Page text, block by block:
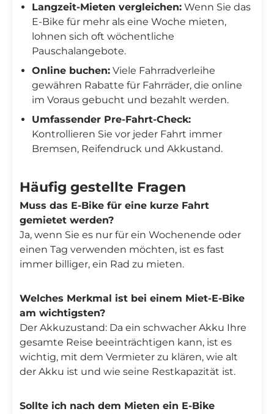
Langzeit-Mieten vergleichen: Wenn Sie das
E-Bike für mehr als eine Woche mieten,
lohnen sich oft wöchentliche
Pauschalangebote.
Online buchen: Viele Fahrradverleihe
gewähren Rabatte für Fahrräder, die online
im Voraus gebucht und bezahlt werden.
Umfassender Pre-Fahrt-Check:
Kontrollieren Sie vor jeder Fahrt immer
Bremsen, Reifendruck und Akkustand.
Häufig gestellte Fragen
Muss das E-Bike für eine kurze Fahrt
gemietet werden?
Ja, wenn Sie es nur für ein Wochenende oder
einen Tag verwenden möchten, ist es fast
immer billiger, ein Rad zu mieten.
Welches Merkmal ist bei einem Miet-E-Bike
am wichtigsten?
Der Akkuzustand: Da ein schwacher Akku Ihre
gesamte Reise beeinträchtigen kann, ist es
wichtig, mit dem Vermieter zu klären, wie alt
der Akku ist und wie seine Restkapazität ist.
Sollte ich nach dem Mieten ein E-Bike